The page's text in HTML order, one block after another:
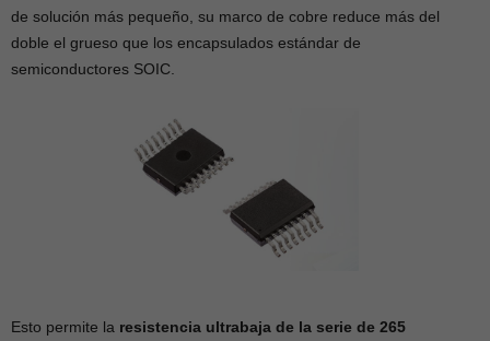
de solución más pequeño, su marco de cobre reduce más del
doble el grueso que los encapsulados estándar de
semiconductores SOIC.
Esto permite la resistencia ultrabaja de la serie de 265